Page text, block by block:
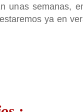
unas semanas,
ya en